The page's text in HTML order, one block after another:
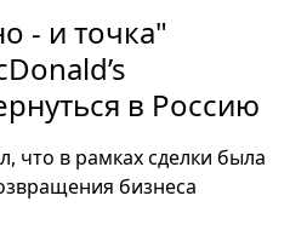
- и точка"
в Россию
что в рамках сделки была
бизнеса